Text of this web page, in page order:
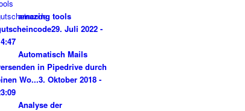
amazing tools
29. Juli 2022 -
Automatisch Mails
in Pipedrive durch
Wo...3. Oktober 2018 -
Analyse der